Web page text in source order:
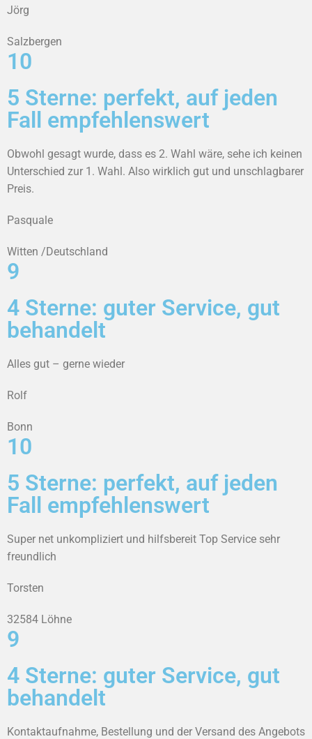
Jörg
Salzbergen
10
5 Sterne: perfekt, auf jeden
Fall empfehlenswert
Obwohl gesagt wurde, dass es 2. Wahl wäre, sehe ich keinen
Unterschied zur 1. Wahl. Also wirklich gut und unschlagbarer
Preis.
Pasquale
Witten /Deutschland
9
4 Sterne: guter Service, gut
behandelt
Alles gut – gerne wieder
Rolf
Bonn
10
5 Sterne: perfekt, auf jeden
Fall empfehlenswert
Super net unkompliziert und hilfsbereit Top Service sehr
freundlich
Torsten
32584 Löhne
9
4 Sterne: guter Service, gut
behandelt
Kontaktaufnahme, Bestellung und der Versand des Angebots